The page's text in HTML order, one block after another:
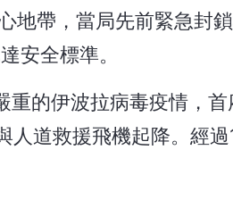
地帶，當局先前緊急封
安全標準。
的伊波拉病毒疫情，
道救援飛機起降。經